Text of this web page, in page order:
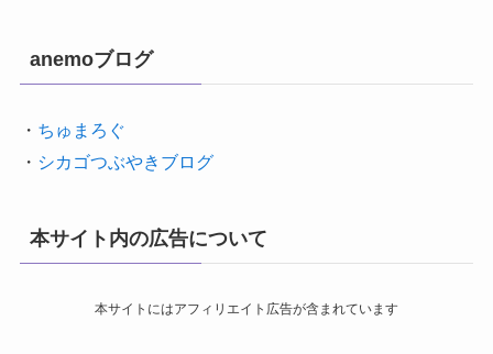
anemoブログ
・ ちゅまろぐ
・ シカゴつぶやきブログ
本サイト内の広告について
本サイトにはアフィリエイト広告が含まれています